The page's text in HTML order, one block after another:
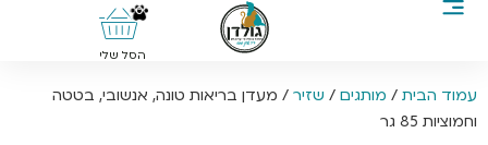
0
הסל שלי
עמוד הבית / מותגים / שזיר / מעדן בריאות טונה, אנשובי, בטטה
וחמוציות 85 גר